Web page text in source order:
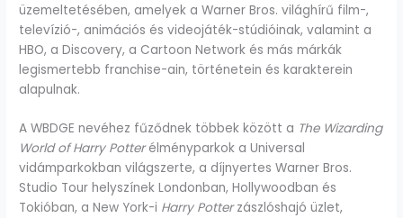
üzemeltetésében, amelyek a Warner Bros. világhírű film-,
televízió-, animációs és videojáték-stúdióinak, valamint a
HBO, a Discovery, a Cartoon Network és más márkák
legismertebb franchise-ain, történetein és karakterein
alapulnak.
A WBDGE nevéhez fűződnek többek között a The Wizarding
World of Harry Potterélményparkok a Universal
vidámparkokban világszerte, a díjnyertes Warner Bros.
Studio Tour helyszínek Londonban, Hollywoodban és
Tokióban, a New York-i Harry Potterzászlóshajó üzlet,